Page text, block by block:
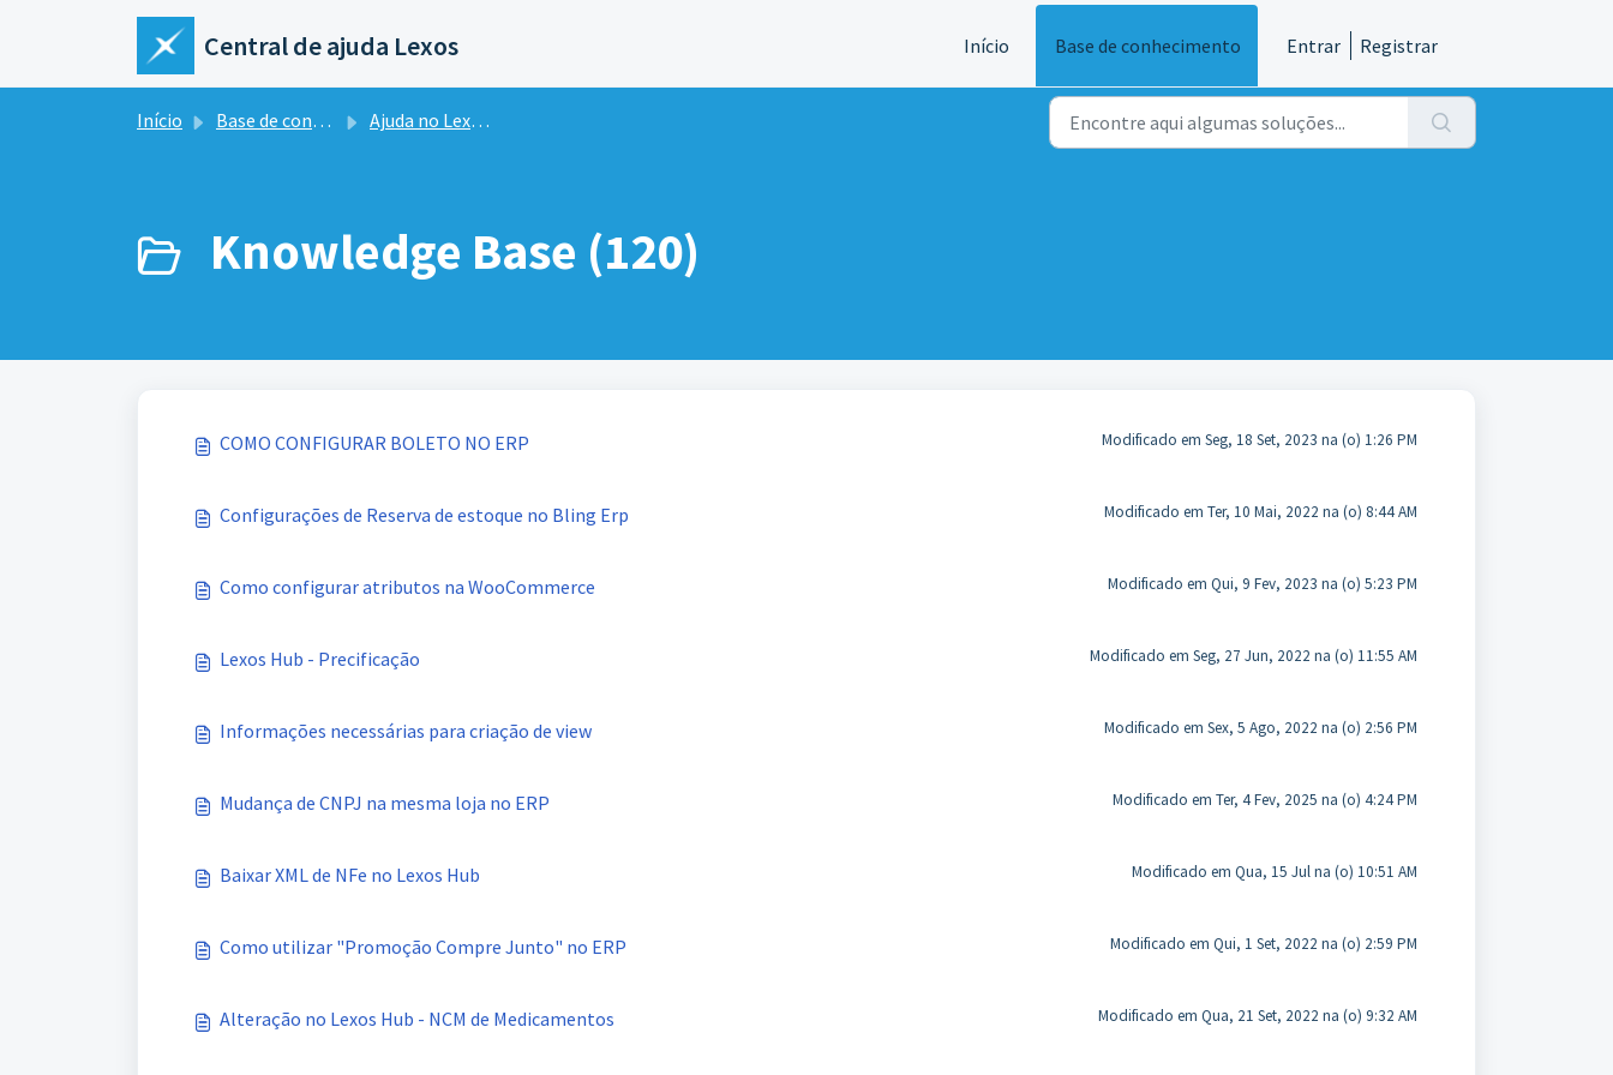
Ir para o conteúdo principal
Central de ajuda Lexos Início Base de conhecimento Entrar Registrar
Início Base de conhecimento Ajuda no Lexos ERP
Knowledge Base (120)
COMO CONFIGURAR BOLETO NO ERP Modificado em Seg, 18 Set, 2023 na (o) 1:26 PM
Configurações de Reserva de estoque no Bling Erp Modificado em Ter, 10 Mai, 2022 na (o) 8:44 AM
Como configurar atributos na WooCommerce Modificado em Qui, 9 Fev, 2023 na (o) 5:23 PM
Lexos Hub - Precificação Modificado em Seg, 27 Jun, 2022 na (o) 11:55 AM
Informações necessárias para criação de view Modificado em Sex, 5 Ago, 2022 na (o) 2:56 PM
Mudança de CNPJ na mesma loja no ERP Modificado em Ter, 4 Fev, 2025 na (o) 4:24 PM
Baixar XML de NFe no Lexos Hub Modificado em Qua, 15 Jul na (o) 10:51 AM
Como utilizar "Promoção Compre Junto" no ERP Modificado em Qui, 1 Set, 2022 na (o) 2:59 PM
Alteração no Lexos Hub - NCM de Medicamentos Modificado em Qua, 21 Set, 2022 na (o) 9:32 AM